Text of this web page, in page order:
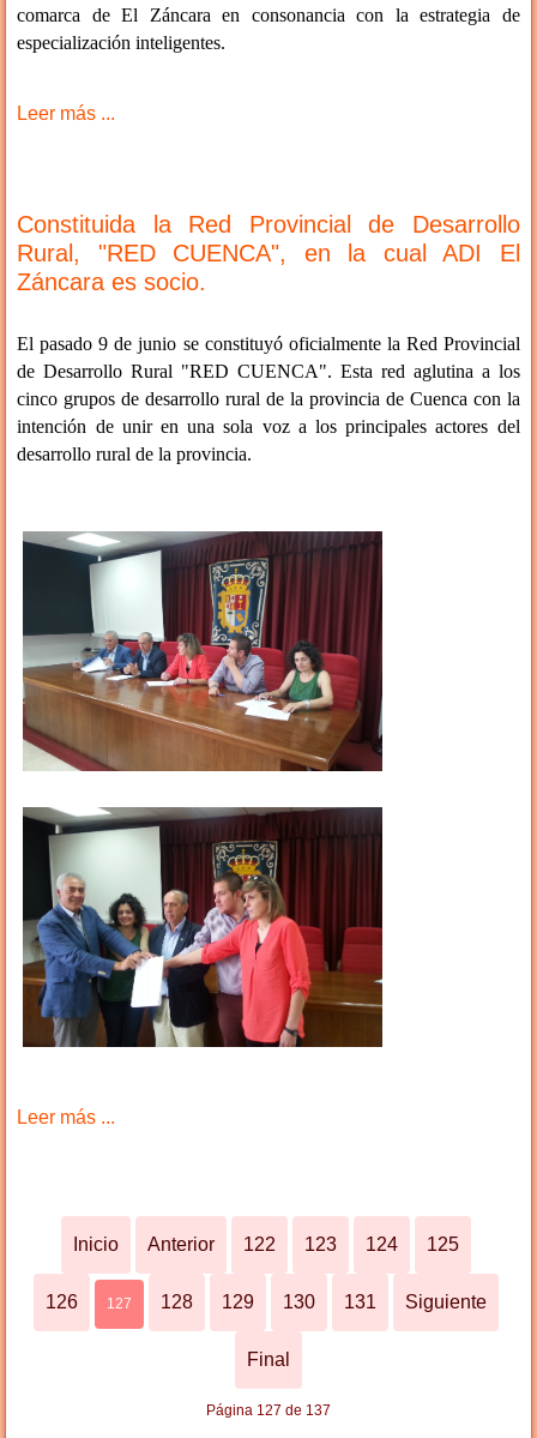
comarca de El Záncara en consonancia con la estrategia de
especialización inteligentes.
Leer más ...
Constituida la Red Provincial de Desarrollo
Rural, "RED CUENCA", en la cual ADI El
Záncara es socio.
El pasado 9 de junio se constituyó oficialmente la Red Provincial
de Desarrollo Rural "RED CUENCA". Esta red aglutina a los
cinco grupos de desarrollo rural de la provincia de Cuenca con la
intención de unir en una sola voz a los principales actores del
desarrollo rural de la provincia.
Leer más ...
Inicio Anterior 122 123 124 125
126 127 128 129 130 131 Siguiente
Final
Página 127 de 137